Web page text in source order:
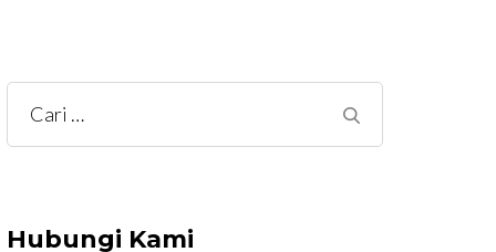
Cari
untuk:
Hubungi Kami